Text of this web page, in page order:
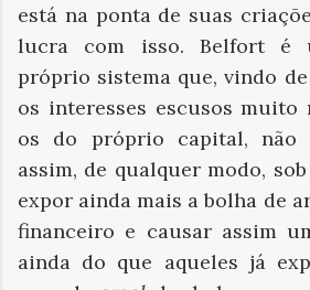
está na ponta de suas
lucra com isso. Belfort é
próprio sistema que, vindo
os interesses escusos muito
os do próprio capital, não
assim, de qualquer modo,
expor ainda mais a bolha de
financeiro e causar assim
ainda do que aqueles já